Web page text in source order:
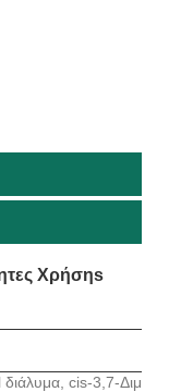
Χρήσηs
cis-3,7-